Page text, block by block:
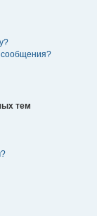
сообщения?
тем